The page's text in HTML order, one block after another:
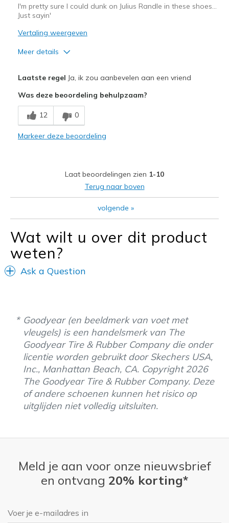
View On Shoes
I'm Into Shoes
I'm pretty sure I could dunk on Julius Randle in these shoes…
Just sayin'
Vertaling weergeven
Meer details
Comfortable
Stylish
Feels true to width
Laatste regel Ja, ik zou aanbevelen aan een vriend
Was deze beoordeling behulpzaam?
12 0
Markeer deze beoordeling
Laat beoordelingen zien 1-10
Terug naar boven
volgende »
Wat wilt u over dit product
weten?
Ask a Question
Goodyear (en beeldmerk van voet met
vleugels) is een handelsmerk van The
Goodyear Tire & Rubber Company die onder
licentie worden gebruikt door Skechers USA,
Inc., Manhattan Beach, CA. Copyright 2026
The Goodyear Tire & Rubber Company. Deze
of andere schoenen kunnen het risico op
uitglijden niet volledig uitsluiten.
Meld je aan voor onze nieuwsbrief
en ontvang 20% korting*
E-mailadres